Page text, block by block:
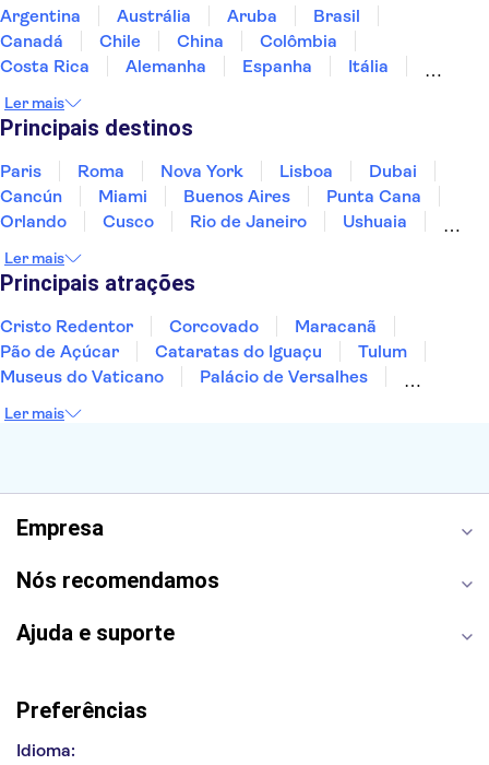
Skydeck Chicago
Centro Espacial Kennedy
Argentina Austrália Aruba
Brasil
Canadá
Chile China
Colômbia
Costa Rica
Alemanha Espanha
Itália
Panamá
Peru
Ler mais
Principais destinos
Paris Roma Nova York Lisboa
Dubai
Cancún
Miami Buenos Aires
Punta Cana
Orlando
Cusco Rio de Janeiro
Ushuaia
Fernando de Noronha
Ler mais
Principais atrações
Cristo Redentor Corcovado
Maracanã
Pão de Açúcar
Cataratas do Iguaçu
Tulum
Museus do Vaticano
Palácio de Versalhes
Museu do Louvre
Ler mais
Empresa
Nós recomendamos
Ajuda e suporte
Preferências
Idioma: